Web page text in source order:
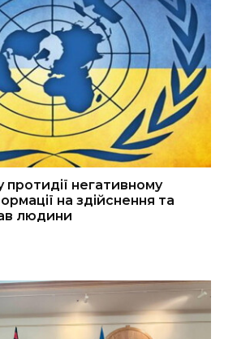
негативному
на здійснення та
людини